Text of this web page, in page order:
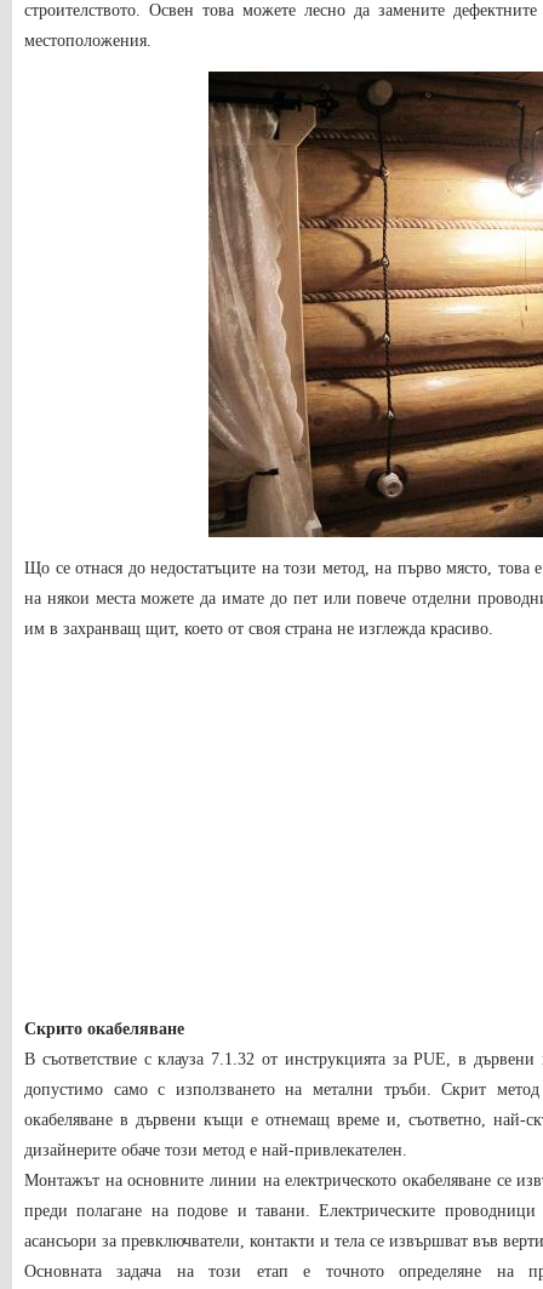
строителството. Освен това можете лесно да замените
местоположения.
Що се отнася до недостатъците на този метод, на първо място,
на някои места можете да имате до пет или повече отделни
им в захранващ щит, което от своя страна не изглежда красиво.
Скрито окабеляване
В съответствие с клауза 7.1.32 от инструкцията за PUE, в
допустимо само с използването на метални тръби. Скрит метод
окабеляване в дървени къщи е отнемащ време и, съответно, най-
дизайнерите обаче този метод е най-привлекателен.
Монтажът на основните линии на електрическото окабеляване се
преди полагане на подове и тавани. Електрическите
асансьори за превключватели, контакти и тела се извършват във
Основната задача на този етап е точното определяне на